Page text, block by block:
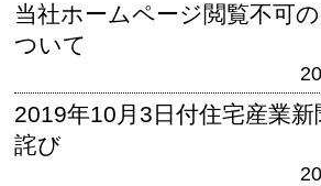
当社ホームページ閲覧不可
ついて
2019年10月3日付住宅産業
詫び